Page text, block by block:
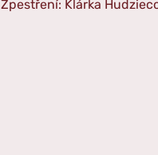
Zpestření: Klárka